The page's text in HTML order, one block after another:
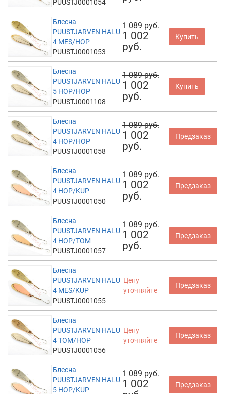
PUUSTJ0001054
Блесна
PUUSTJARVEN HALU
4 MES/HOP
PUUSTJ0001053
1 089 руб.
1 002
руб.
Купить
Блесна
PUUSTJARVEN HALU
5 HOP/HOP
PUUSTJ0001108
1 089 руб.
1 002
руб.
Купить
Блесна
PUUSTJARVEN HALU
4 HOP/HOP
PUUSTJ0001058
1 089 руб.
1 002
руб.
Предзаказ
Блесна
PUUSTJARVEN HALU
4 HOP/KUP
PUUSTJ0001050
1 089 руб.
1 002
руб.
Предзаказ
Блесна
PUUSTJARVEN HALU
4 HOP/TOM
PUUSTJ0001057
1 089 руб.
1 002
руб.
Предзаказ
Блесна
PUUSTJARVEN HALU
4 MES/KUP
PUUSTJ0001055
Цену
уточняйте
Предзаказ
Блесна
PUUSTJARVEN HALU
4 TOM/HOP
PUUSTJ0001056
Цену
уточняйте
Предзаказ
Блесна
PUUSTJARVEN HALU
5 HOP/KUP
1 089 руб.
1 002
Предзаказ